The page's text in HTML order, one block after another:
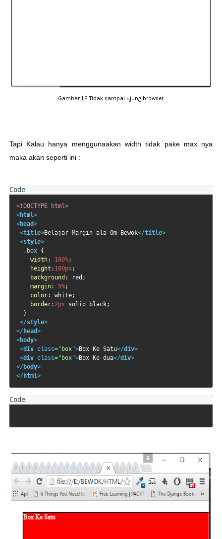
Gambar 1,2 Tidak sampai ujung browser
Tapi Kalau hanya menggunaakan width tidak pake max nya
maka akan seperti ini :
<!DOCTYPE html>
<html>
<head>
<title>Belajar Margin ala Om Bewok</title>
<style>
.box {
width: 100%;
height : 100px;
background : red;
margin: 5%;
color: white;
border: 2px solid black;
  }
</style>
</ head>
<body>
<div class="box">Box Ke Satu</div>
<div class="box">Box Ke dua</div>
</ body>
</ html>